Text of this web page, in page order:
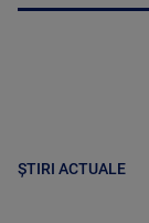
ȘTIRI ACTUALE